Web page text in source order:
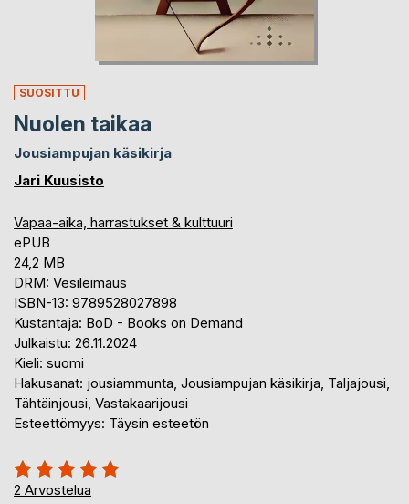
SUOSITTU
Nuolen taikaa
Jousiampujan käsikirja
Jari Kuusisto
Vapaa-aika, harrastukset & kulttuuri
ePUB
24,2 MB
DRM: Vesileimaus
ISBN-13: 9789528027898
Kustantaja: BoD - Books on Demand
Julkaistu: 26.11.2024
Kieli: suomi
Hakusanat: jousiammunta, Jousiampujan käsikirja, Taljajousi,
Tähtäinjousi, Vastakaarijousi
Esteettömyys: Täysin esteetön
Arvostelu::
100%
2 Arvostelua